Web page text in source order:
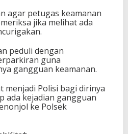
agar petugas keamanan
jika melihat ada
peduli dengan
guna
gangguan keamanan.
menjadi Polisi bagi dirinya
ada kejadian gangguan
ke Polsek